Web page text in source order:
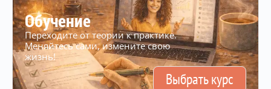
Обучение
Переходите от теории к практике.
Меняйтесь сами, измените свою
жизнь!
Выбрать курс